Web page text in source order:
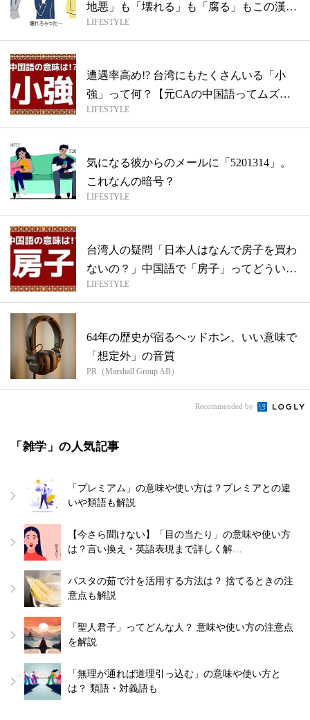
地悪」も「壊れる」も「腐る」もこの漢字
1文...
LIFESTYLE
遭遇率高め!? 台湾にもたくさんいる「小
強」って何？【元CAの中国語ってムズカ
シ...
LIFESTYLE
気になる彼からのメールに「5201314」。
これなんの暗号？
LIFESTYLE
台湾人の疑問「日本人はなんで房子を買わ
ないの？」中国語で「房子」ってどういう
意味...
LIFESTYLE
64年の歴史が宿るヘッドホン、いい意味で
「想定外」の音質
PR（Marshall Group AB）
Recommended by
「雑学」の人気記事
「プレミアム」の意味や使い方は？プレミアとの違
いや類語も解説
【今さら聞けない】「目の当たり」の意味や使い方
は？言い換え・英語表現まで詳しく解…
パスタの茹で汁を活用する方法は？ 捨てるときの注
意点も解説
「聖人君子」ってどんな人？ 意味や使い方の注意点
を解説
「無理が通れば道理引っ込む」の意味や使い方と
は？ 類語・対義語も